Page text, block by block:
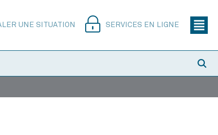
UNE SITUATION SERVICES EN LIGNE